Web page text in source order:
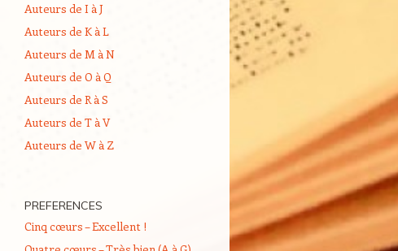
Auteurs de I à J
Auteurs de K à L
Auteurs de M à N
Auteurs de O à Q
Auteurs de R à S
Auteurs de T à V
Auteurs de W à Z
PREFERENCES
Cinq cœurs – Excellent !